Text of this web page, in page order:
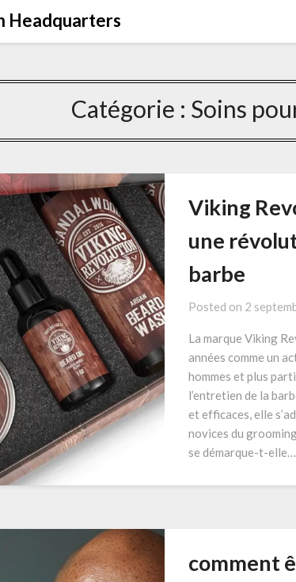
Headquarters
Catégorie : Soins
Viking
une
barbe
Posted on 2
La marque Viking
années comme un
hommes et plus
l’entretien de la
et efficaces, elle
novices du
se démarque-t-elle…
comment